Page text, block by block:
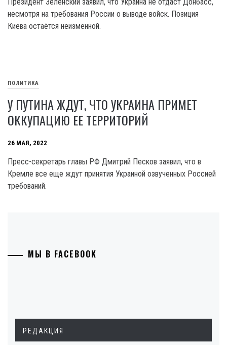
Президент Зеленский заявил, что Украина не отдаст Донбасс,
несмотря на требования России о выводе войск. Позиция
Киева остаётся неизменной.
ПОЛИТИКА
У ПУТИНА ЖДУТ, ЧТО УКРАИНА ПРИМЕТ
ОККУПАЦИЮ ЕЕ ТЕРРИТОРИЙ
26 МАЯ, 2022
Пресс-секретарь главы РФ Дмитрий Песков заявил, что в
Кремле все еще ждут принятия Украиной озвученных Россией
требований.
МЫ В FACEBOOK
РЕДАКЦИЯ